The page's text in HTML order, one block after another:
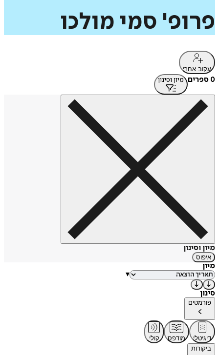
פרופ' סמי מולכו
עקוב אחרי
0 ספרים מיון וסינון
מיון וסינון
איפוס
מיון
▾
סינון
פורמטים
דיגיטלי מודפס
קולי
ביקורות